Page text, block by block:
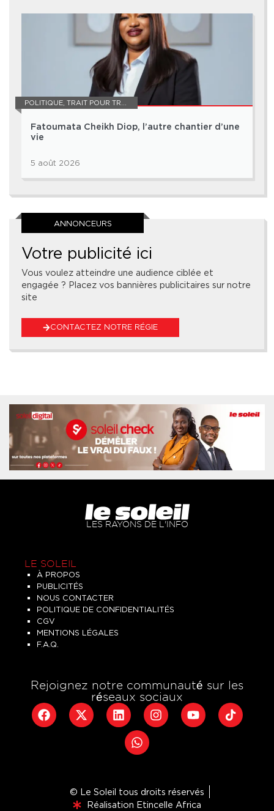
POLITIQUE TRAIT POUR TRAIT
Fatoumata Cheikh Diop, l’autre chantier d’une
vie
5 août 2026
ANNONCEURS
Votre publicité ici
Vous voulez atteindre une audience ciblée et
engagée ? Placez vos bannières publicitaires sur notre
site
CONTACTEZ NOTRE RÉGIE
LES RAYONS DE L'INFO
LE SOLEIL
À PROPOS
PUBLICITÉS
NOUS CONTACTER
POLITIQUE DE CONFIDENTIALITÉS
CGV
MENTIONS LÉGALES
F.A.Q.
Rejoignez notre communauté sur les
réseaux sociaux
© Le Soleil tous droits réservés
Réalisation Etincelle Africa